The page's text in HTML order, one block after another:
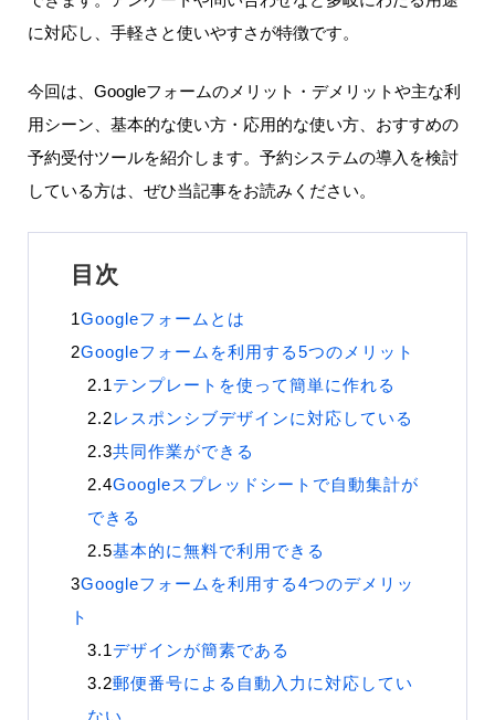
に対応し、手軽さと使いやすさが特徴です。
今回は、Googleフォームのメリット・デメリットや主な利
用シーン、基本的な使い方・応用的な使い方、おすすめの
予約受付ツールを紹介します。予約システムの導入を検討
している方は、ぜひ当記事をお読みください。
目次
Googleフォームとは
Googleフォームを利用する5つのメリット
テンプレートを使って簡単に作れる
レスポンシブデザインに対応している
共同作業ができる
Googleスプレッドシートで自動集計が
できる
基本的に無料で利用できる
Googleフォームを利用する4つのデメリッ
ト
デザインが簡素である
郵便番号による自動入力に対応してい